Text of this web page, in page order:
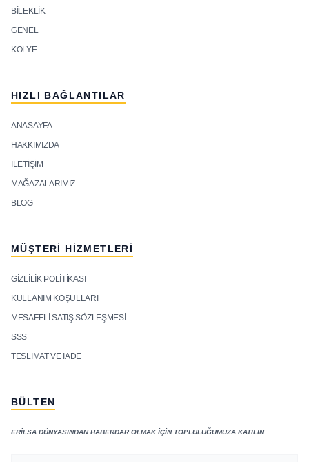
BILEKLIK
GENEL
KOLYE
HIZLI BAĞLANTILAR
ANASAYFA
HAKKIMIZDA
İLETIŞIM
MAĞAZALARIMIZ
BLOG
MÜŞTERI HIZMETLERI
GIZLILIK POLITIKASI
KULLANIM KOŞULLARI
MESAFELI SATIŞ SÖZLEŞMESI
SSS
TESLIMAT VE İADE
BÜLTEN
ERILSA DÜNYASINDAN HABERDAR OLMAK IÇIN TOPLULUĞUMUZA KATILIN.